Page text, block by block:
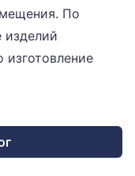
По
изделий